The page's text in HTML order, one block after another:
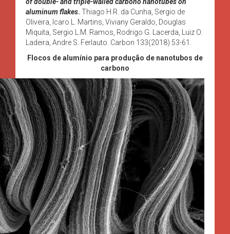
aluminum flakes. Thiago H.R. da Cunha, Sergio de
Oliveira, Icaro L. Martins, Viviany Geraldo, Douglas
Miquita, Sergio L.M. Ramos, Rodrigo G. Lacerda, Luiz O.
Ladeira, Andre S. Ferlauto. Carbon 133(2018) 53-61.
Flocos de alumínio para produção de nanotubos de
carbono